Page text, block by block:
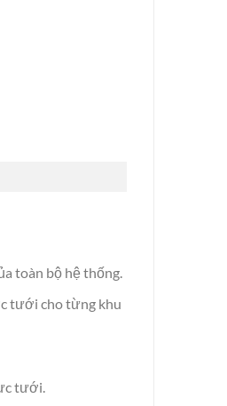
toàn bộ hệ thống.
tưới cho từng khu
tưới.